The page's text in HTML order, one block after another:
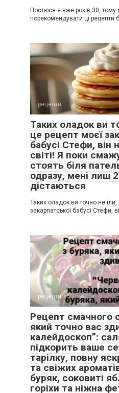
Постюся я вже років 30, тому
порекомендувати ці рецепти
рецепти
Таких оладок ви
це рецепт моєї
бабусі Стефи, він
світі! Я поки
стоять біля
одразу, мені лиш
дістаються
Таких оладок ви точно не
закарпатської бабусі Стефи,
рецепти
Рецепт смачного
який точно вас
калейдоскоп”:
підкорить ваше
тарілку, повну
та свіжих
буряк, соковиті
горіхи та ніжна